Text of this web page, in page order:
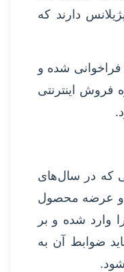
دارند که
شده و
فروش اینترنتی
که در سال‌های
و عرضه محصول
وارد شده و بر
ضوابط آن به